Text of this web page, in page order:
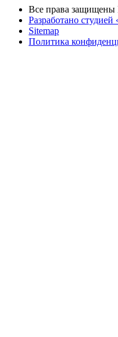
Все права защищены
Разработано
Sitemap
Политика